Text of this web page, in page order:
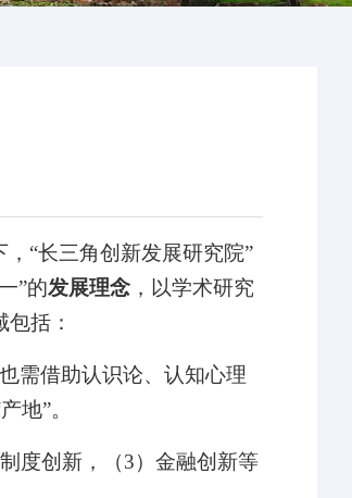
“长三角创新发展研究院”
”的发展理念 ，以学术研究
括：
需借助认识论、认知心理
地”。
度创新，（3）金融创新等